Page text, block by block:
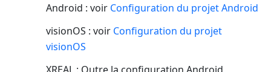
Android : voir Configuration du projet Android
visionOS : voir Configuration du projet
visionOS
XREAL : Outre la configuration Android,